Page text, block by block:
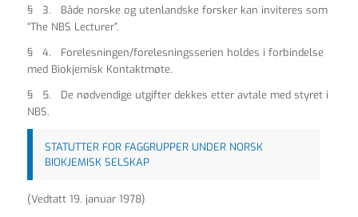
§ 3. Både norske og utenlandske forsker kan inviteres som
“The NBS Lecturer”.
§ 4. Forelesningen/forelesningsserien holdes i forbindelse
med Biokjemisk Kontaktmøte.
§ 5. De nødvendige utgifter dekkes etter avtale med styret i
NBS.
STATUTTER FOR FAGGRUPPER UNDER NORSK
BIOKJEMISK SELSKAP
(Vedtatt 19. januar 1978)